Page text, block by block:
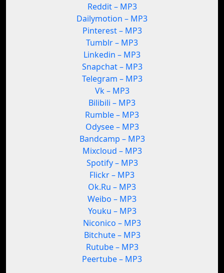
Reddit – MP3
Dailymotion – MP3
Pinterest – MP3
Tumblr – MP3
Linkedin – MP3
Snapchat – MP3
Telegram – MP3
Vk – MP3
Bilibili – MP3
Rumble – MP3
Odysee – MP3
Bandcamp – MP3
Mixcloud – MP3
Spotify – MP3
Flickr – MP3
Ok.Ru – MP3
Weibo – MP3
Youku – MP3
Niconico – MP3
Bitchute – MP3
Rutube – MP3
Peertube – MP3